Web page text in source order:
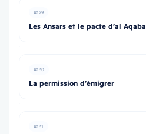
#129
Les Ansars et le pacte d’al Aqaba
#130
La permission d’émigrer
#131